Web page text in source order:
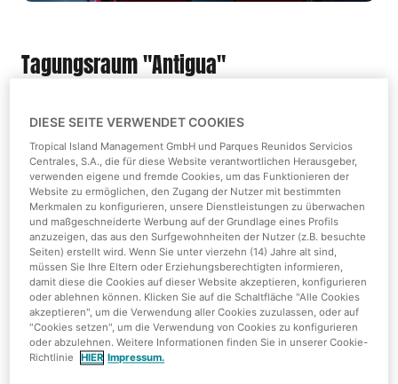
Tagungsraum "Antigua"
76 Quadratmeter groß
12 Bodentanks mit Strom, Telefon, Telefax,
Internetzugang
Beamer mit Leinwand, fest installiert bzw. Video-
Wall
Teppichboden, Klimaanlage
Congress Centre
Die modern-repräsentative Tagungseinheit unter dem
DIESE SEITE VERWENDET COOKIES
Tropical Island Management GmbH und Parques Reunidos Servicios
Centrales, S.A., die für diese Website verantwortlichen Herausgeber,
verwenden eigene und fremde Cookies, um das Funktionieren der
Website zu ermöglichen, den Zugang der Nutzer mit bestimmten
Merkmalen zu konfigurieren, unsere Dienstleistungen zu überwachen
und maßgeschneiderte Werbung auf der Grundlage eines Profils
anzuzeigen, das aus den Surfgewohnheiten der Nutzer (z.B. besuchte
Seiten) erstellt wird. Wenn Sie unter vierzehn (14) Jahre alt sind,
müssen Sie Ihre Eltern oder Erziehungsberechtigten informieren,
damit diese die Cookies auf dieser Website akzeptieren, konfigurieren
oder ablehnen können. Klicken Sie auf die Schaltfläche "Alle Cookies
akzeptieren", um die Verwendung aller Cookies zuzulassen, oder auf
"Cookies setzen", um die Verwendung von Cookies zu konfigurieren
oder abzulehnen. Weitere Informationen finden Sie in unserer Cookie-
Richtlinie
HIER Impressum.